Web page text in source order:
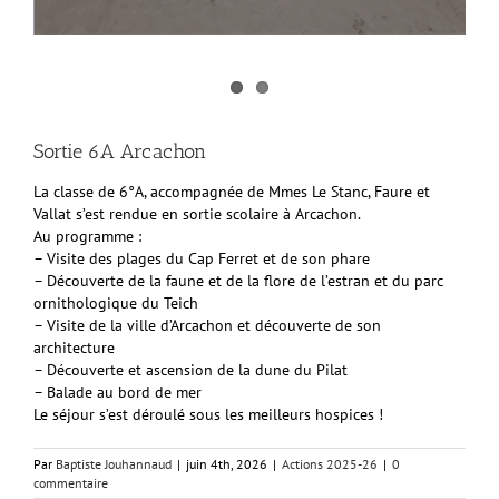
Sortie 6A Arcachon
La classe de 6°A, accompagnée de Mmes Le Stanc, Faure et
Vallat s’est rendue en sortie scolaire à Arcachon.
Au programme :
– Visite des plages du Cap Ferret et de son phare
– Découverte de la faune et de la flore de l’estran et du parc
ornithologique du Teich
– Visite de la ville d’Arcachon et découverte de son
architecture
– Découverte et ascension de la dune du Pilat
– Balade au bord de mer
Le séjour s’est déroulé sous les meilleurs hospices !
Par Baptiste Jouhannaud | juin 4th, 2026 | Actions 2025-26 | 0
commentaire